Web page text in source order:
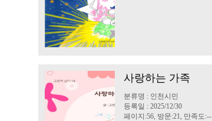
사랑하는 가족
분류명 : 인천시민
등록일 : 2025/12/30
페이지:56, 방문:21, 만족도:--